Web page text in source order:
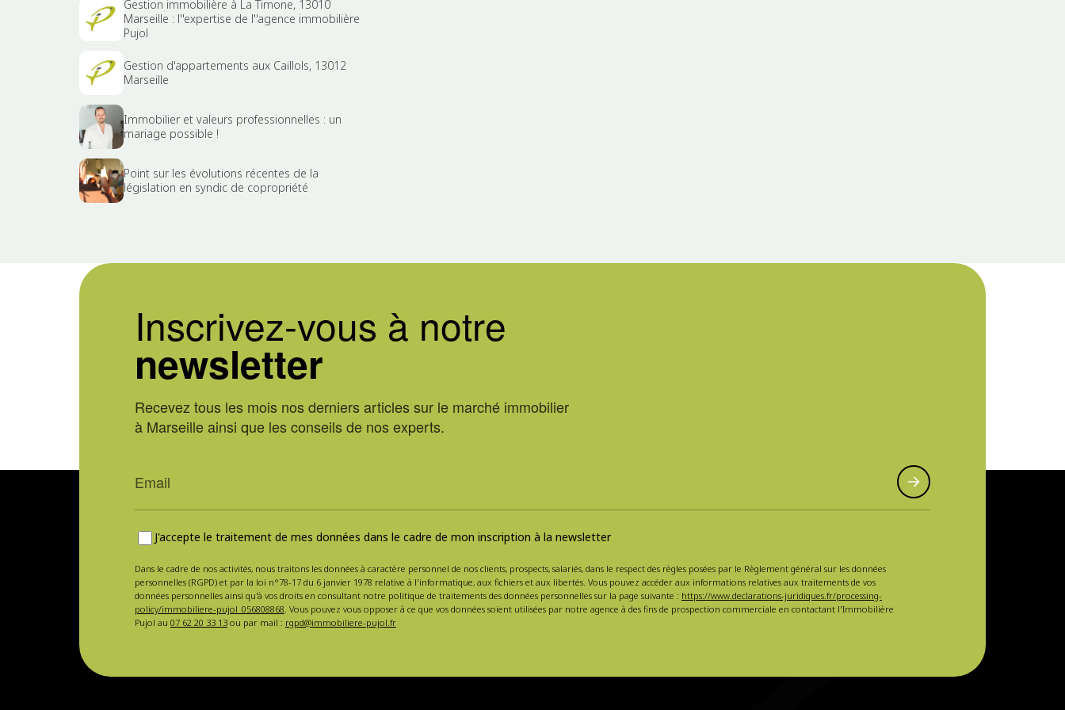
Gestion immobilière à La Timone, 13010
Marseille : l''expertise de l''agence immobilière
Pujol
Gestion d'appartements aux Caillols, 13012
Marseille
Immobilier et valeurs professionnelles : un
mariage possible !
Point sur les évolutions récentes de la
législation en syndic de copropriété
Inscrivez-vous à notre
newsletter
Recevez tous les mois nos derniers articles sur le marché immobilier
à Marseille ainsi que les conseils de nos experts.
J'accepte le traitement de mes données dans le cadre de mon inscription à la newsletter
Dans le cadre de nos activités, nous traitons les données à caractère personnel de nos clients, prospects, salariés, dans le respect des règles posées par le Règlement général sur les données
personnelles (RGPD) et par la loi n°78-17 du 6 janvier 1978 relative à l'informatique, aux fichiers et aux libertés. Vous pouvez accéder aux informations relatives aux traitements de vos
données personnelles ainsi qu'à vos droits en consultant notre politique de traitements des données personnelles sur la page suivante : https://www.declarations-juridiques.fr/processing-
policy/immobiliere-pujol_056808868. Vous pouvez vous opposer à ce que vos données soient utilisées par notre agence à des fins de prospection commerciale en contactant l'Immobilière
Pujol au 07 62 20 33 13 ou par mail : rgpd@immobiliere-pujol.fr